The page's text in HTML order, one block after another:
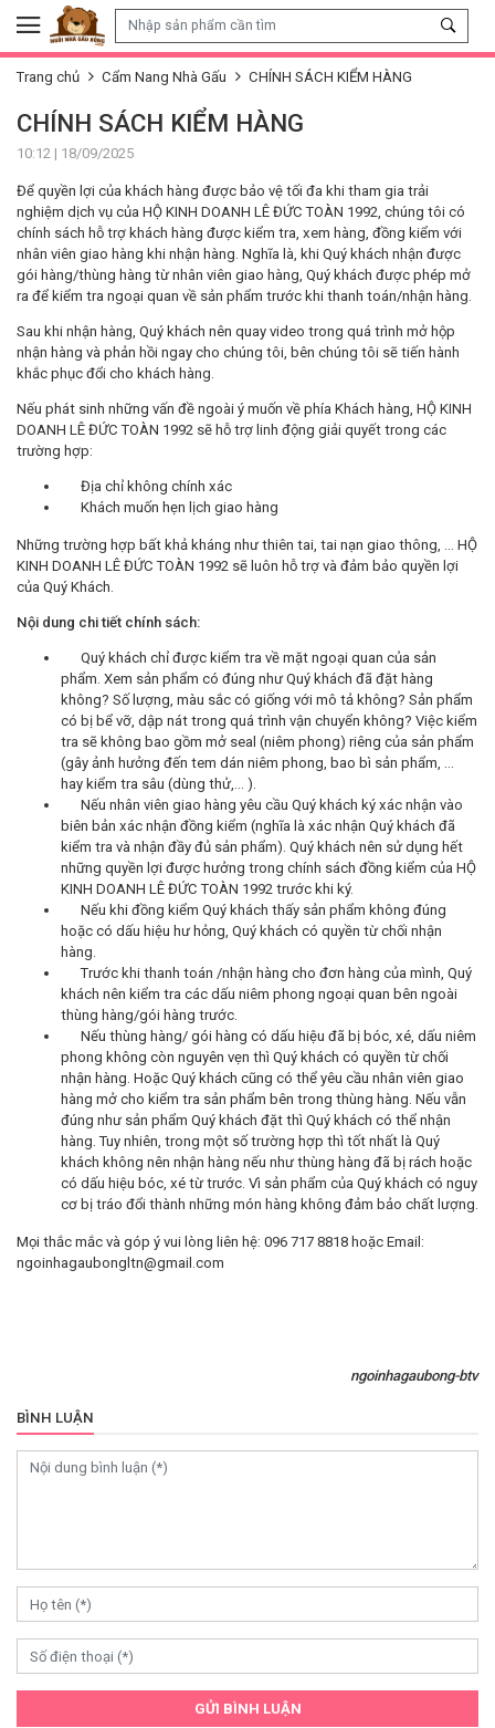
Skip to content
Trang chủ Cẩm Nang Nhà Gấu CHÍNH SÁCH KIỂM HÀNG
CHÍNH SÁCH KIỂM HÀNG
10:12 | 18/09/2025
Để quyền lợi của khách hàng được bảo vệ tối đa khi tham gia trải
nghiệm dịch vụ của HỘ KINH DOANH LÊ ĐỨC TOÀN 1992, chúng tôi có
chính sách hỗ trợ khách hàng được kiểm tra, xem hàng, đồng kiểm với
nhân viên giao hàng khi nhận hàng. Nghĩa là, khi Quý khách nhận được
gói hàng/thùng hàng từ nhân viên giao hàng, Quý khách được phép mở
ra để kiểm tra ngoại quan về sản phẩm trước khi thanh toán/nhận hàng.
Sau khi nhận hàng, Quý khách nên quay video trong quá trình mở hộp
nhận hàng và phản hồi ngay cho chúng tôi, bên chúng tôi sẽ tiến hành
khắc phục đổi cho khách hàng.
Nếu phát sinh những vấn đề ngoài ý muốn về phía Khách hàng, HỘ KINH
DOANH LÊ ĐỨC TOÀN 1992 sẽ hỗ trợ linh động giải quyết trong các
trường hợp:
Địa chỉ không chính xác
Khách muốn hẹn lịch giao hàng
Những trường hợp bất khả kháng như thiên tai, tai nạn giao thông, … HỘ
KINH DOANH LÊ ĐỨC TOÀN 1992 sẽ luôn hỗ trợ và đảm bảo quyền lợi
của Quý Khách.
Nội dung chi tiết chính sách:
Quý khách chỉ được kiểm tra về mặt ngoại quan của sản
phẩm. Xem sản phẩm có đúng như Quý khách đã đặt hàng
không? Số lượng, màu sắc có giống với mô tả không? Sản phẩm
có bị bể vỡ, dập nát trong quá trình vận chuyển không? Việc kiểm
tra sẽ không bao gồm mở seal (niêm phong) riêng của sản phẩm
(gây ảnh hưởng đến tem dán niêm phong, bao bì sản phẩm, …
hay kiểm tra sâu (dùng thử,… ).
Nếu nhân viên giao hàng yêu cầu Quý khách ký xác nhận vào
biên bản xác nhận đồng kiểm (nghĩa là xác nhận Quý khách đã
kiểm tra và nhận đầy đủ sản phẩm). Quý khách nên sử dụng hết
những quyền lợi được hưởng trong chính sách đồng kiểm của HỘ
KINH DOANH LÊ ĐỨC TOÀN 1992 trước khi ký.
Nếu khi đồng kiểm Quý khách thấy sản phẩm không đúng
hoặc có dấu hiệu hư hỏng, Quý khách có quyền từ chối nhận
hàng.
Trước khi thanh toán /nhận hàng cho đơn hàng của mình, Quý
khách nên kiểm tra các dấu niêm phong ngoại quan bên ngoài
thùng hàng/gói hàng trước.
Nếu thùng hàng/ gói hàng có dấu hiệu đã bị bóc, xé, dấu niêm
phong không còn nguyên vẹn thì Quý khách có quyền từ chối
nhận hàng. Hoặc Quý khách cũng có thể yêu cầu nhân viên giao
hàng mở cho kiểm tra sản phẩm bên trong thùng hàng. Nếu vẫn
đúng như sản phẩm Quý khách đặt thì Quý khách có thể nhận
hàng. Tuy nhiên, trong một số trường hợp thì tốt nhất là Quý
khách không nên nhận hàng nếu như thùng hàng đã bị rách hoặc
có dấu hiệu bóc, xé từ trước. Vì sản phẩm của Quý khách có nguy
cơ bị tráo đổi thành những món hàng không đảm bảo chất lượng.
Mọi thắc mắc và góp ý vui lòng liên hệ: 096 717 8818 hoặc Email:
ngoinhagaubongltn@gmail.com
ngoinhagaubong-btv
BÌNH LUẬN
GỬI BÌNH LUẬN